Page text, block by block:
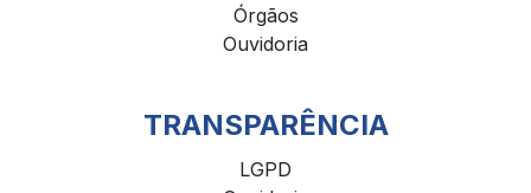
Órgãos
Ouvidoria
TRANSPARÊNCIA
LGPD